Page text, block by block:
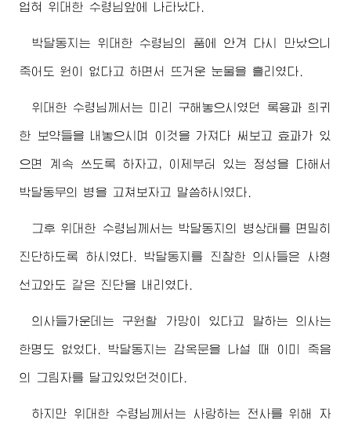
업혀 위대한 수령님 앞에 나타났다.
박달동지는 위대한 수령님의 품에 안겨 다시 만났으니
죽어도 원이 없다고 하면서 뜨거운 눈물을 흘리였다.
위대한 수령님께서는 미리 구해놓으시였던 록용과 희귀
한 보약들을 내놓으시며 이것을 가져다 써보고 효과가 있
으면 계속 쓰도록 하자고, 이제부터 있는 정성을 다해서
박달동무의 병을 고쳐보자고 말씀하시였다.
그후위대한 수령님께서 는 박달동지의 병상태를 면밀히
진단하도록 하시였다. 박달동지를 진찰한 의사들은 사형
선고와도 같은 진단을 내리였다.
의사들가운데는 구원할 가망이 있다고 말하는 의사는
한명도 없었다. 박달동지는 감옥문을 나설 때 이미 죽음
의 그림자를 달고있었던것이다.
하지만 위대한 수령님께서는 사랑하는 전사를 위해 자